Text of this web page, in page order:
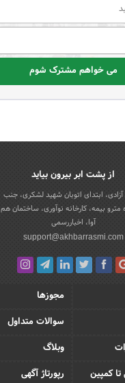
می خواهم مشترک شوم
از پشت ابر بیرون بیاید
آزادی، ابتدای اتوبان شهید لشکری، جنب
مترو بیمه، کارخانه نوآوری، ساختمان هم
آوا، اخباررسمی
support@akhbarrasmi.com
مجوزها
سوالات متداول
وبلاگ
تا کمپین
رپورتاژ آگهی